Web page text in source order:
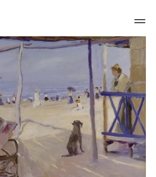
– Online-